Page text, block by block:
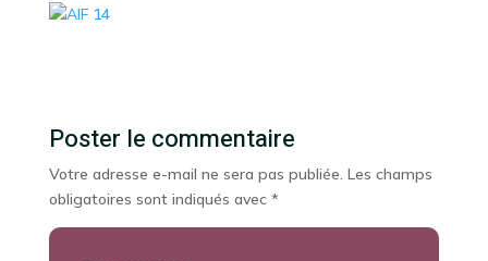
Poster le commentaire
Votre adresse e-mail ne sera pas publiée. Les champs
obligatoires sont indiqués avec *